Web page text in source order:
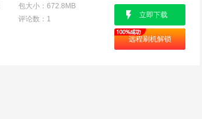
包大小： 672.8MB
评论数： 1 立即下载
远程刷机解锁